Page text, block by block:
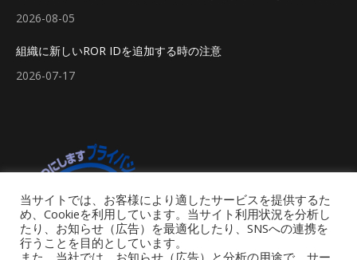
2026-08-05
組織に新しいROR IDを追加する時の注意
2026-07-17
当サイトでは、お客様により適したサービスを提供するた
め、Cookieを利用しています。当サイト利用状況を分析し
たり、お知らせ（広告）を最適化したり、SNSへの連携を
行うことを目的としています。
また、当社では、お知らせ（広告）と分析の用途で、サー